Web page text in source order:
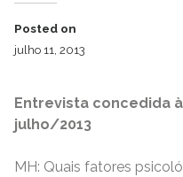
Posted on
julho 11, 2013
Entrevista concedida à
julho/2013
MH: Quais fatores